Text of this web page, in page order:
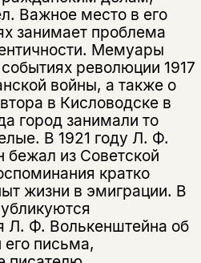
Важное место в его
занимает проблема
Мемуары
революции 1917
войны, а также о
в Кисловодске в
город занимали то
В 1921 году Л. Ф.
бежал из Советской
кратко
жизни в эмиграции. В
Л. Ф. Волькенштейна об
письма,
промокод на
конфиденциальности
письмо на указанный
конфиденциальности
для
18 лет?
да
назад